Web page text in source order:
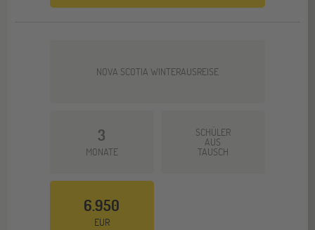
NOVA SCOTIA WINTERAUSREISE
3
MONATE
SCHÜLER
AUS
TAUSCH
6.950
EUR